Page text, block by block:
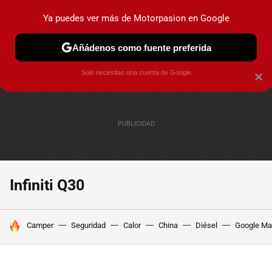
PRUEBAS COCHES ELÉCTRICOS OBSERVATORIO
Infiniti Q30
HOY SE HABLA DE
Camper Seguridad Calor China Diésel Google
×
Ya puedes ver más de Motorpasion en Google
Añádenos como fuente preferida
Solo necesitas una cuenta de Google